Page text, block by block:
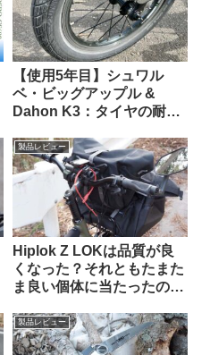
【使用5年目】シュワル
ベ・ビッグアップル &
Dahon K3：タイヤの耐久
あったか
製品レビュー
Hiplok Z LOKは品質が良
くなった？それともたまた
ま良い個体に当たったの
製品レビュー